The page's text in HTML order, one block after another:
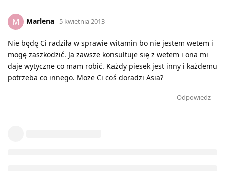
M Marlena 5 kwietnia 2013
Nie będę Ci radziła w sprawie witamin bo nie jestem wetem i
mogę zaszkodzić. Ja zawsze konsultuje się z wetem i ona mi
daje wytyczne co mam robić. Każdy piesek jest inny i każdemu
potrzeba co innego. Może Ci coś doradzi Asia?
Odpowiedz